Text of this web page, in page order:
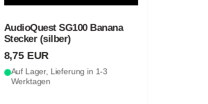
AudioQuest SG100 Banana
Stecker (silber)
8,75 EUR
Auf Lager, Lieferung in 1-3
Werktagen